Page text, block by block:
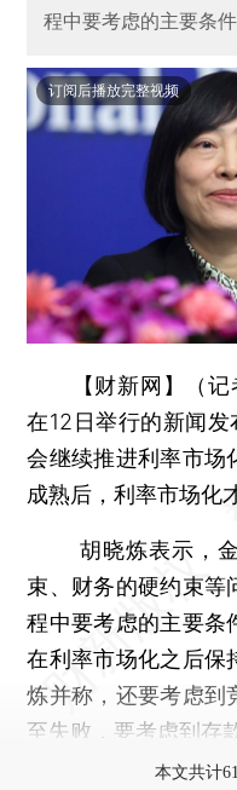
程中要考虑的主要条件
订阅后播放完整视频
【财新网】（记
在12日举行的新闻发
会继续推进利率市场
成熟后，利率市场化
胡晓炼表示，金
束、财务的硬约束等
程中要考虑的主要条
在利率市场化之后保
炼并称，还要考虑到
至失败，要考虑到存
本文共计